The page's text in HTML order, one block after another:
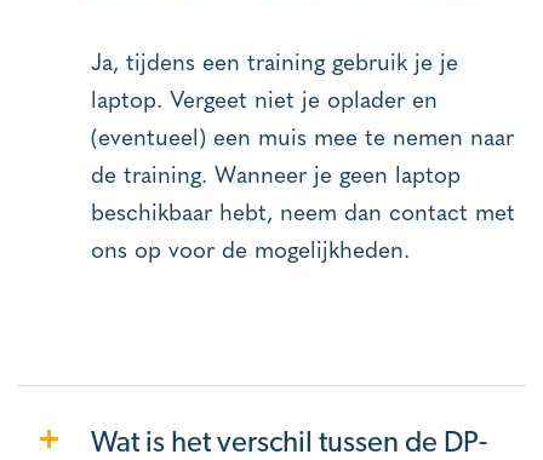
Ja, tijdens een training gebruik je je
laptop. Vergeet niet je oplader en
(eventueel) een muis mee te nemen naar
de training. Wanneer je geen laptop
beschikbaar hebt, neem dan contact met
ons op voor de mogelijkheden.
Wat is het verschil tussen de DP-